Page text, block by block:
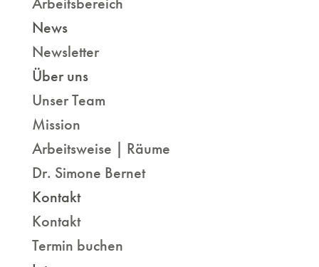
News
Newsletter
Über uns
Unser Team
Mission
Arbeitsweise | Räume
Dr. Simone Bernet
Kontakt
Kontakt
Termin buchen